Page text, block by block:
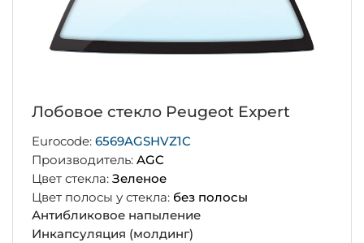
Лобовое стекло Peugeot Expert
Eurocode: 6569AGSHVZ1C
Производитель: AGC
Цвет стекла: Зеленое
Цвет полосы у стекла: без полосы
Антибликовое напыление
Инкапсуляция (молдинг)